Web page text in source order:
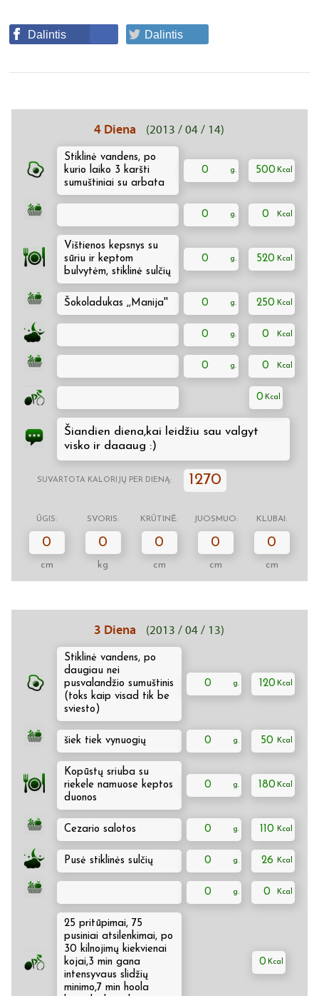
Dalintis Dalintis
4 Diena (2013 / 04 / 14)
Stiklinė vandens, po
kurio laiko 3 karšti
sumuštiniai su arbata
0 500
0 0
Vištienos kepsnys su
sūriu ir keptom
bulvytėm, stiklinė sulčių
0 520
Šokoladukas ,,Manija'' 0 250
0 0
0 0
0
Šiandien diena,kai leidžiu sau valgyt
visko ir daaaug :)
SUVARTOTA KALORIJŲ PER DIENĄ: 1270
ŪGIS: SVORIS: KRŪTINĖ: JUOSMUO: KLUBAI:
0
cm
0
kg
0
cm
0
cm
0
cm
3 Diena (2013 / 04 / 13)
Stiklinė vandens, po
daugiau nei
pusvalandžio sumuštinis
(toks kaip visad tik be
sviesto)
0 120
šiek tiek vynuogių 0 50
Kopūstų sriuba su
riekele namuose keptos
duonos
0 180
Cezario salotos 0 110
Pusė stiklinės sulčių 0 26
0 0
25 pritūpimai, 75
pusiniai atsilenkimai, po
30 kilnojimų kiekvienai
kojai,3 min gana
intensyvaus slidžių
minimo,7 min hoola
0